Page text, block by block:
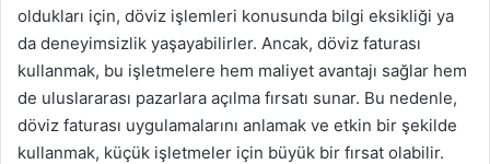
oldukları için, döviz işlemleri konusunda bilgi eksikliği ya
da deneyimsizlik yaşayabilirler. Ancak, döviz faturası
kullanmak, bu işletmelere hem maliyet avantajı sağlar hem
de uluslararası pazarlara açılma fırsatı sunar. Bu nedenle,
döviz faturası uygulamalarını anlamak ve etkin bir şekilde
kullanmak, küçük işletmeler için büyük bir fırsat olabilir.